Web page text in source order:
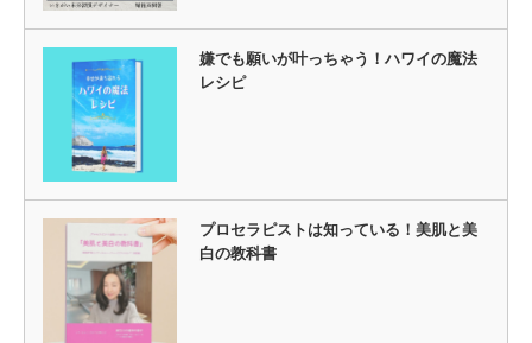
嫌でも願いが叶っちゃう！ハワイの魔法
レシピ
プロセラピストは知っている！美肌と美
白の教科書